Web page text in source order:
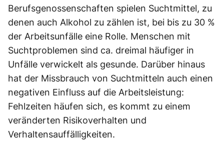
Berufsgenossenschaften spielen Suchtmittel, zu
denen auch Alkohol zu zählen ist, bei bis zu 30 %
der Arbeitsunfälle eine Rolle. Menschen mit
Suchtproblemen sind ca. dreimal häufiger in
Unfälle verwickelt als gesunde. Darüber hinaus
hat der Missbrauch von Suchtmitteln auch einen
negativen Einfluss auf die Arbeitsleistung:
Fehlzeiten häufen sich, es kommt zu einem
veränderten Risikoverhalten und
Verhaltensauffälligkeiten.